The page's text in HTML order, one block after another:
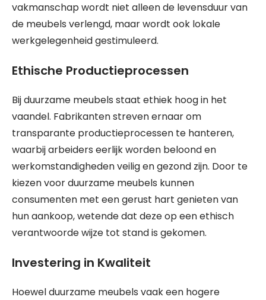
vakmanschap wordt niet alleen de levensduur van
de meubels verlengd, maar wordt ook lokale
werkgelegenheid gestimuleerd.
Ethische Productieprocessen
Bij duurzame meubels staat ethiek hoog in het
vaandel. Fabrikanten streven ernaar om
transparante productieprocessen te hanteren,
waarbij arbeiders eerlijk worden beloond en
werkomstandigheden veilig en gezond zijn. Door te
kiezen voor duurzame meubels kunnen
consumenten met een gerust hart genieten van
hun aankoop, wetende dat deze op een ethisch
verantwoorde wijze tot stand is gekomen.
Investering in Kwaliteit
Hoewel duurzame meubels vaak een hogere